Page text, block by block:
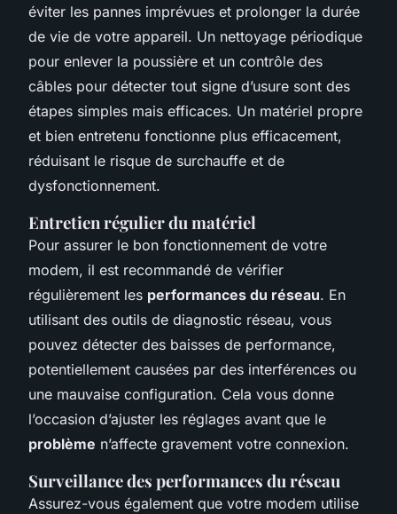
éviter les pannes imprévues et prolonger la durée
de vie de votre appareil. Un nettoyage périodique
pour enlever la poussière et un contrôle des
câbles pour détecter tout signe d’usure sont des
étapes simples mais efficaces. Un matériel propre
et bien entretenu fonctionne plus efficacement,
réduisant le risque de surchauffe et de
dysfonctionnement.
Entretien régulier du matériel
Pour assurer le bon fonctionnement de votre
modem, il est recommandé de vérifier
régulièrement les performances du réseau. En
utilisant des outils de diagnostic réseau, vous
pouvez détecter des baisses de performance,
potentiellement causées par des interférences ou
une mauvaise configuration. Cela vous donne
l’occasion d’ajuster les réglages avant que le
problème n’affecte gravement votre connexion.
Surveillance des performances du réseau
Assurez-vous également que votre modem utilise